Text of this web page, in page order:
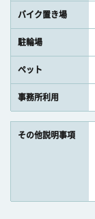
バイク置き場
駐輪場
ペット
事務所利用
その他説明事項